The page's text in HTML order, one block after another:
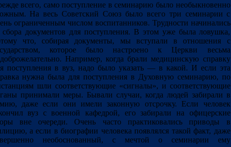
всего, само поступление в семинарию было необыкновенно
На весь Советский Союз было всего три семинарии с
ограниченным числом воспитанников. Трудности начинались
сбора документов для поступления. В этом уже была ловушка,
что, собирая документы, мы вступали в отношения с
которое было настроено к Церкви весьма
Например, когда брали медицинскую справку
поступления в вуз, надо было указать ― в какой. И если эта
нужна была для поступления в Духовную семинарию, по
шли соответствующие «сигналы», и соответствующие
принимали меры. Бывали случаи, когда людей забирали в
даже если они имели законную отсрочку. Если человек
вуз с военной кафедрой, его забирали на офицерские
вне очереди. Очень часто практиковались приводы в
а если в биографии человека появлялся такой факт, даже
необоснованный, с мечтой о семинарии ему